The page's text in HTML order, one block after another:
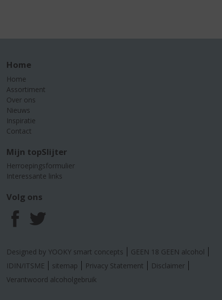
Home
Home
Assortiment
Over ons
Nieuws
Inspiratie
Contact
Mijn topSlijter
Herroepingsformulier
Interessante links
Volg ons
F
a
c
T
w
i
Designed by YOOKY smart concepts
GEEN 18 GEEN alcohol
IDIN/ITSME
sitemap Privacy Statement
Disclaimer
Verantwoord alcoholgebruik